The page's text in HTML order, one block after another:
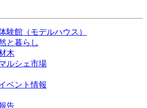
験館（モデルハウス）
と暮らし
木
ルシェ市場
ベント情報
告